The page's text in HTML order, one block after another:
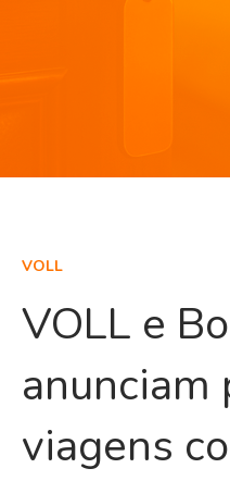
VOLL
VOLL e
anunciam
viagens